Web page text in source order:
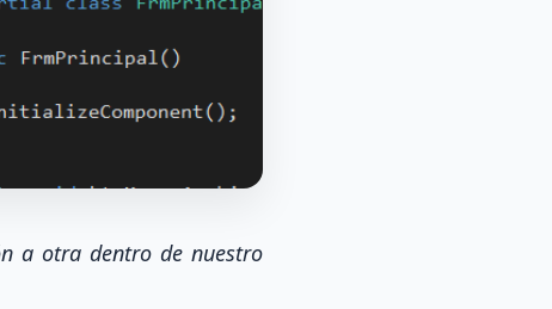
a otra dentro de nuestro